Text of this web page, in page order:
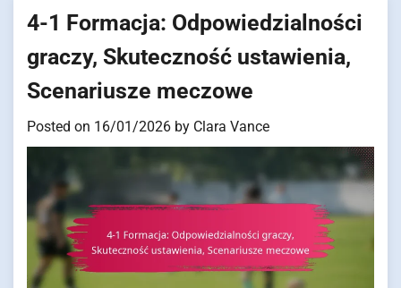
4-1 Formacja: Odpowiedzialności
graczy, Skuteczność ustawienia,
Scenariusze meczowe
Posted on 16/01/2026 by Clara Vance